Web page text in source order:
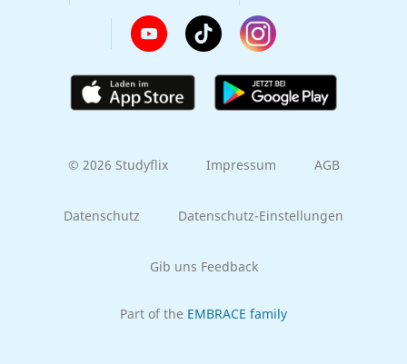
© 2026 Studyflix Impressum AGB
Datenschutz Datenschutz-Einstellungen
Gib uns Feedback
Part of the EMBRACE family